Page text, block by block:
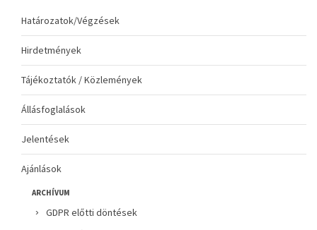
Határozatok/Végzések
Hirdetmények
Tájékoztatók / Közlemények
Állásfoglalások
Jelentések
Ajánlások
ARCHÍVUM
GDPR előtti döntések